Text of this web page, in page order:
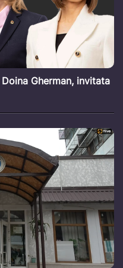
Gherman, invitata